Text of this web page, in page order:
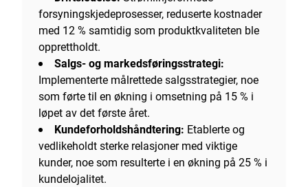
forsyningskjedeprosesser, reduserte kostnader
med 12 % samtidig som produktkvaliteten ble
opprettholdt.
Salgs- og markedsføringsstrategi:
Implementerte målrettede salgsstrategier, noe
som førte til en økning i omsetning på 15 % i
løpet av det første året.
Kundeforholdshåndtering: Etablerte og
vedlikeholdt sterke relasjoner med viktige
kunder, noe som resulterte i en økning på 25 % i
kundelojalitet.